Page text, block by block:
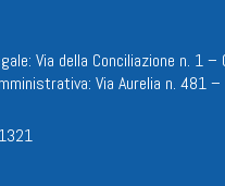
Via della Conciliazione n. 1
Via Aurelia n. 481